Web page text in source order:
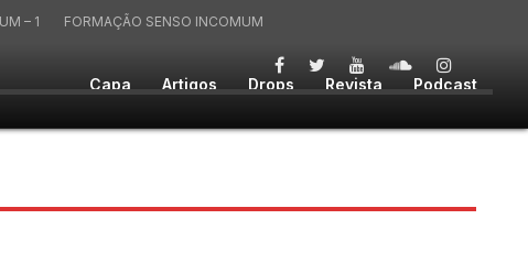
Capa Artigos Drops Revista Podcast
– 1 FORMAÇÃO SENSO INCOMUM